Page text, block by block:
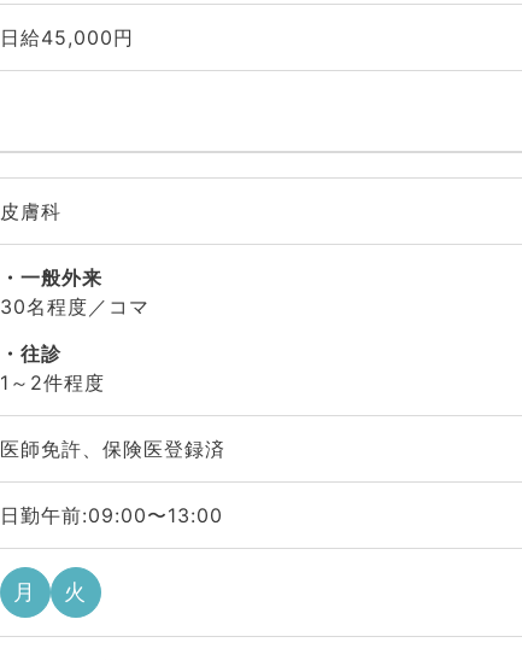
日給45,000円
皮膚科
一般外来
30名程度／コマ
往診
1～2件程度
医師免許、保険医登録済
日勤午前:09:00〜13:00
月 火